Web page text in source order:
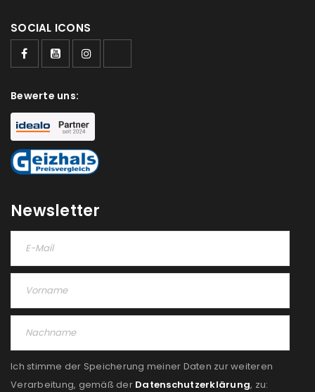
SOCIAL ICONS
Bewerte uns:
Newsletter
Ich stimme der Speicherung meiner Daten zur weiteren
Verarbeitung, gemäß der Datenschutzerklärung, zu: